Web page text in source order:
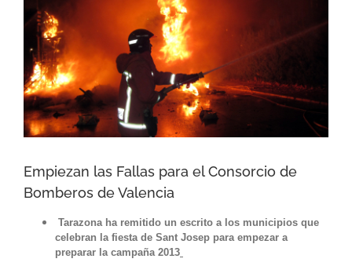
Empiezan las Fallas para el Consorcio de
Bomberos de Valencia
Tarazona ha remitido un escrito a los municipios que
celebran la fiesta de Sant Josep para empezar a
preparar la campaña 2013